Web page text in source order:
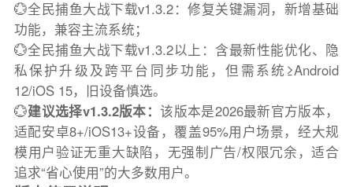
💮全民捕鱼大战下载v1.3.2：修复关键漏洞，新增基础
功能，兼容主流系统；
💮全民捕鱼大战下载v1.3.2以上：含最新性能优化、隐
私保护升级及跨平台同步功能，但需系统≥Android
12/iOS 15，旧设备慎选。
💮建议选择v1.3.2版本：该版本是2026最新官方版本，
适配安卓8+/iOS13+设备，覆盖95%用户场景，经大规
模用户验证无重大缺陷，无强制广告/权限冗余，适合
追求“省心使用”的大多数用户。